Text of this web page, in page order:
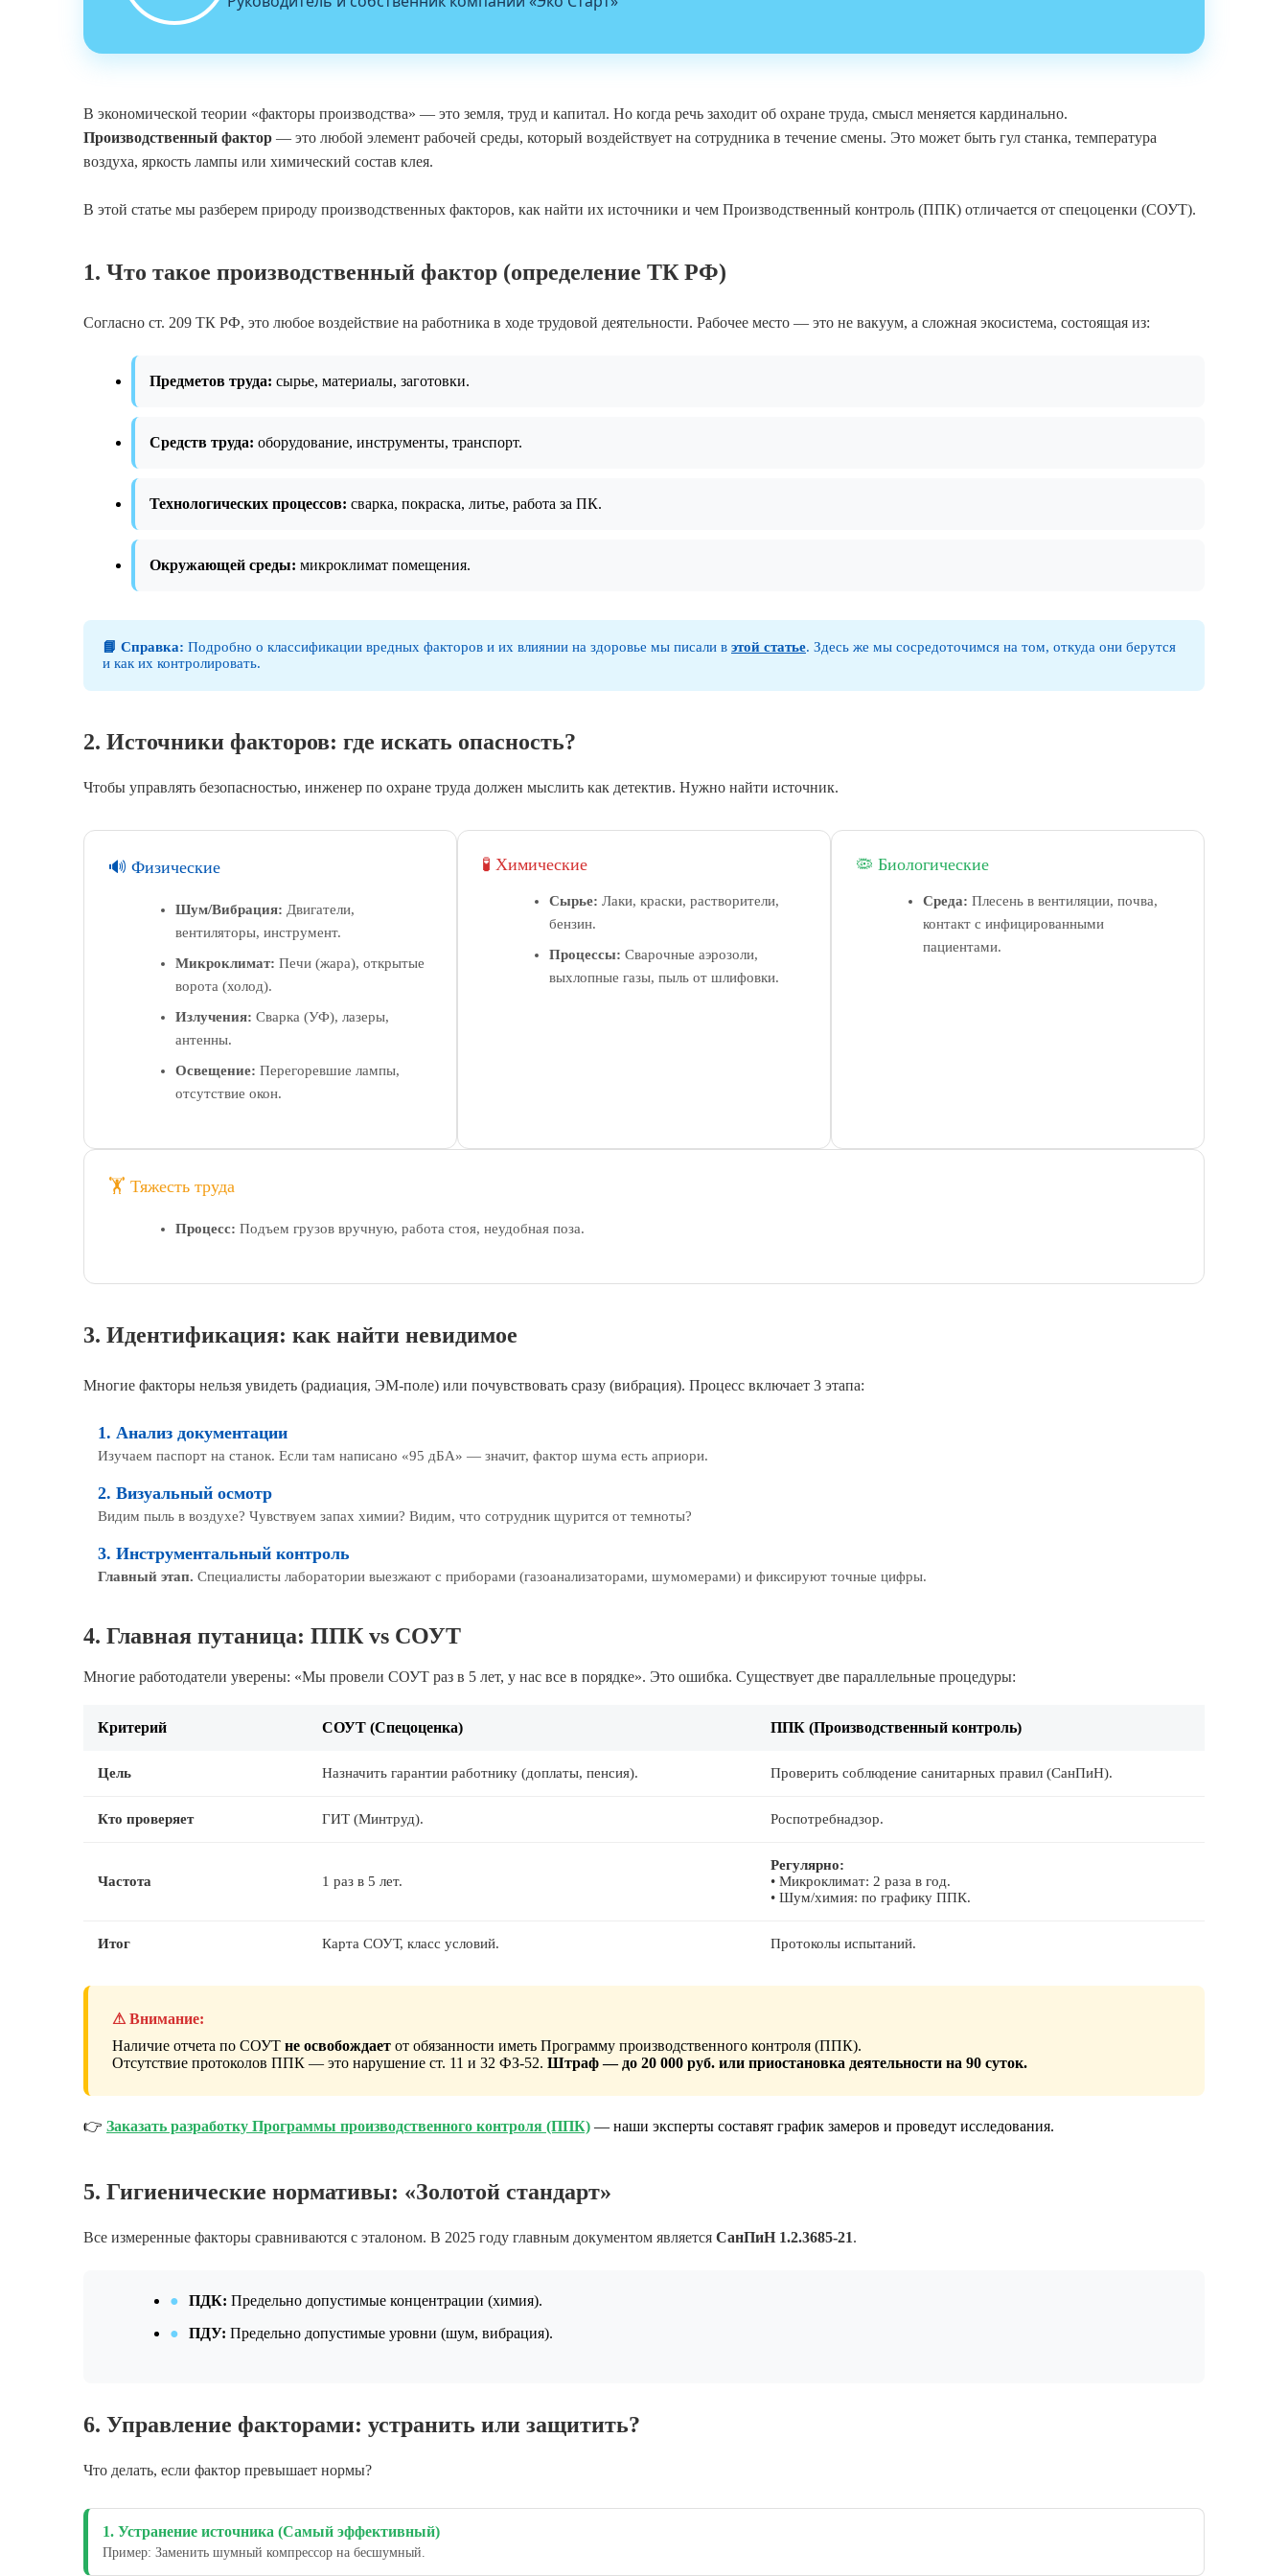
В экономической теории «факторы производства» — это земля, труд и капитал. Но когда речь заходит об охране труда, смысл меняется кардинально.
Производственный фактор — это любой элемент рабочей среды, который воздействует на сотрудника в течение смены. Это может быть гул станка, температура
воздуха, яркость лампы или химический состав клея.
В этой статье мы разберем природу производственных факторов, как найти их источники и чем Производственный контроль (ППК) отличается от спецоценки (СОУТ).
1. Что такое производственный фактор (определение ТК РФ)
Согласно ст. 209 ТК РФ, это любое воздействие на работника в ходе трудовой деятельности. Рабочее место — это не вакуум, а сложная экосистема, состоящая из:
Предметов труда: сырье, материалы, заготовки.
Средств труда: оборудование, инструменты, транспорт.
Технологических процессов: сварка, покраска, литье, работа за ПК.
Окружающей среды: микроклимат помещения.
📘 Справка: Подробно о классификации вредных факторов и их влиянии на здоровье мы писали в этой статье. Здесь же мы сосредоточимся на том, откуда они берутся
и как их контролировать.
2. Источники факторов: где искать опасность?
Чтобы управлять безопасностью, инженер по охране труда должен мыслить как детектив. Нужно найти источник.
🔊 Физические
Шум/Вибрация: Двигатели,
вентиляторы, инструмент.
Микроклимат: Печи (жара), открытые
ворота (холод).
Излучения: Сварка (УФ), лазеры,
антенны.
Освещение: Перегоревшие лампы,
отсутствие окон.
🧪 Химические
Сырье: Лаки, краски, растворители,
бензин.
Процессы: Сварочные аэрозоли,
выхлопные газы, пыль от шлифовки.
🦠 Биологические
Среда: Плесень в вентиляции, почва,
контакт с инфицированными
пациентами.
🏋️ Тяжесть труда
Процесс: Подъем грузов вручную, работа стоя, неудобная поза.
3. Идентификация: как найти невидимое
Многие факторы нельзя увидеть (радиация, ЭМ-поле) или почувствовать сразу (вибрация). Процесс включает 3 этапа:
1. Анализ документации
Изучаем паспорт на станок. Если там написано «95 дБА» — значит, фактор шума есть априори.
2. Визуальный осмотр
Видим пыль в воздухе? Чувствуем запах химии? Видим, что сотрудник щурится от темноты?
3. Инструментальный контроль
Главный этап. Специалисты лаборатории выезжают с приборами (газоанализаторами, шумомерами) и фиксируют точные цифры.
4. Главная путаница: ППК vs СОУТ
Многие работодатели уверены: «Мы провели СОУТ раз в 5 лет, у нас все в порядке». Это ошибка. Существует две параллельные процедуры:
Критерий СОУТ (Спецоценка) ППК (Производственный контроль)
Цель Назначить гарантии работнику (доплаты, пенсия). Проверить соблюдение санитарных правил (СанПиН).
Кто проверяет ГИТ (Минтруд). Роспотребнадзор.
Частота 1 раз в 5 лет.
Регулярно:
• Микроклимат: 2 раза в год.
• Шум/химия: по графику ППК.
Итог Карта СОУТ, класс условий. Протоколы испытаний.
⚠ Внимание:
Наличие отчета по СОУТ не освобождает от обязанности иметь Программу производственного контроля (ППК).
Отсутствие протоколов ППК — это нарушение ст. 11 и 32 ФЗ-52. Штраф — до 20 000 руб. или приостановка деятельности на 90 суток.
👉 Заказать разработку Программы производственного контроля (ППК) — наши эксперты составят график замеров и проведут исследования.
5. Гигиенические нормативы: «Золотой стандарт»
Все измеренные факторы сравниваются с эталоном. В 2025 году главным документом является СанПиН 1.2.3685-21.
● ПДК: Предельно допустимые концентрации (химия).
●
ПДУ: Предельно допустимые уровни (шум, вибрация).
6. Управление факторами: устранить или защитить?
Что делать, если фактор превышает нормы?
1. Устранение источника (Самый эффективный)
Пример: Заменить шумный компрессор на бесшумный.